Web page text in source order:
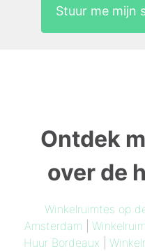
Stuur me mijn
Ontdek
over de
Winkelruimtes op
Amsterdam
Huur Bordeaux